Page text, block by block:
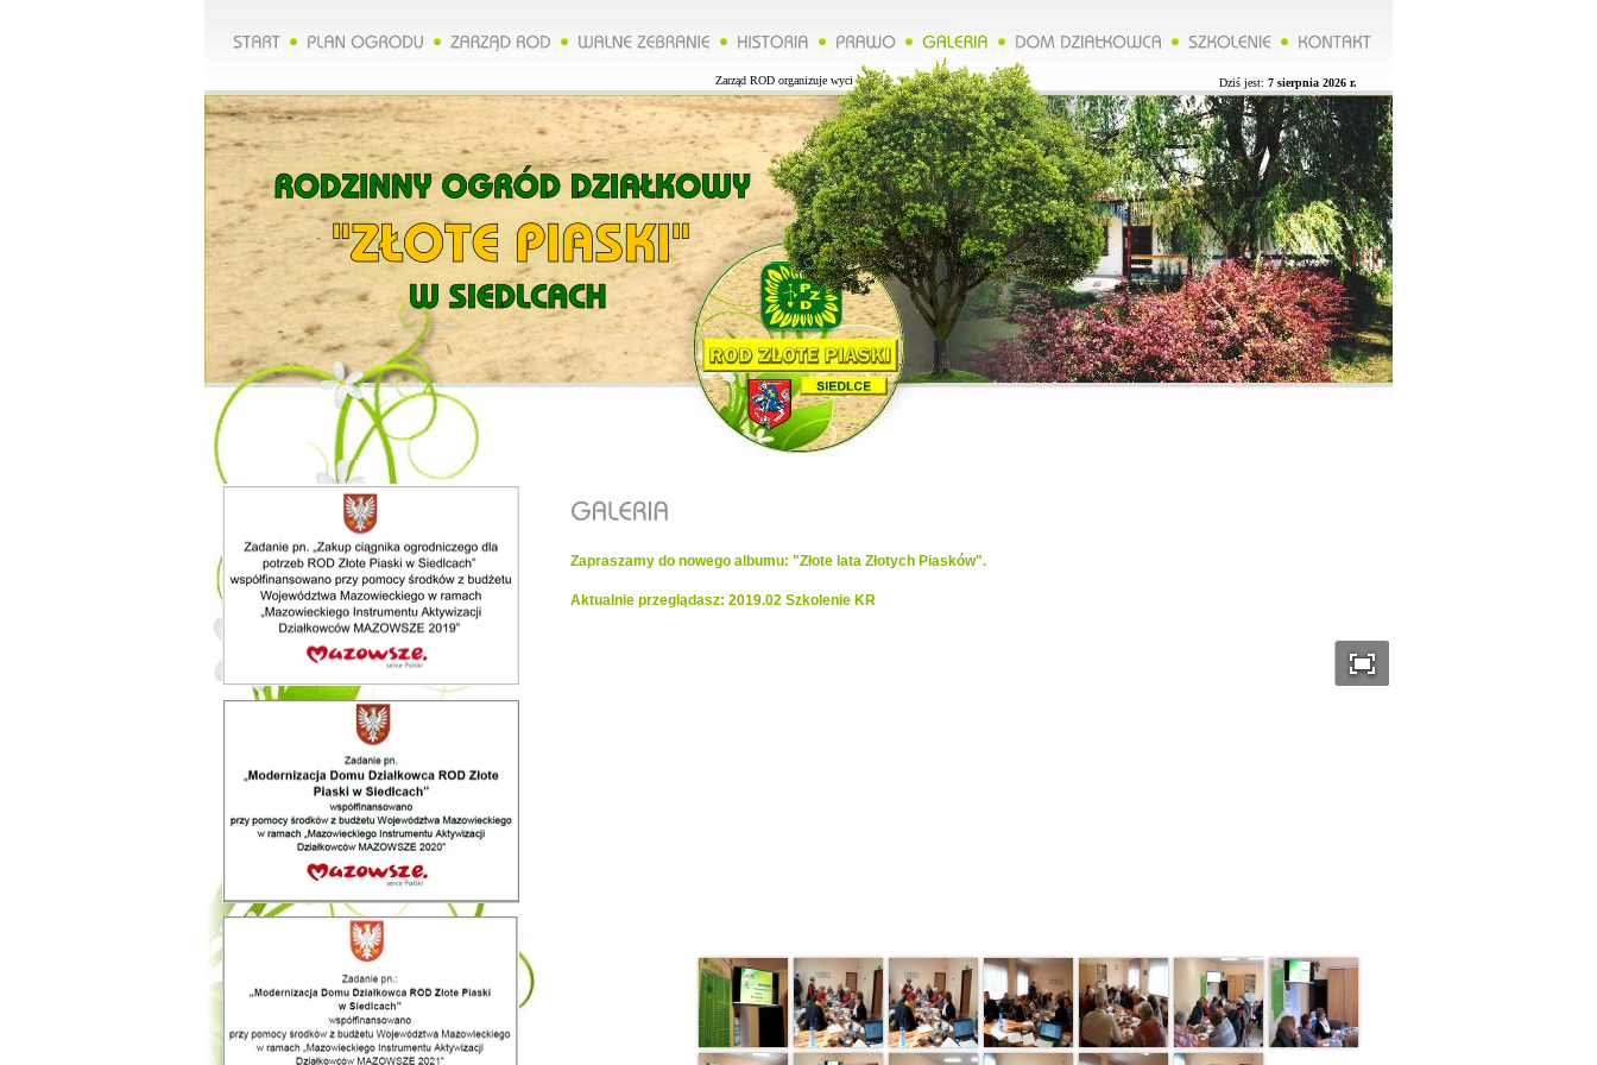
Zarząd ROD organizuje wycieczkę do Lublina więcej na naszej stronie.**********Zarząd ROD organizuje wycieczkę do Lublina więcej na naszej stronie.**********Zarząd ROD
Dziś jest: 7 sierpnia 2026 r.
Zapraszamy do nowego albumu: "Złote lata Złotych Piasków".
Aktualnie przeglądasz: 2019.02 Szkolenie KR